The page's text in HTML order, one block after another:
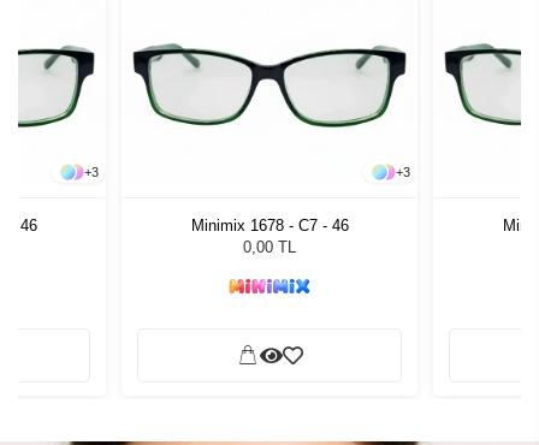
+3
- 46
+3
Minimix 1678 - C7 - 46
0,00 TL